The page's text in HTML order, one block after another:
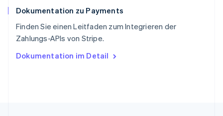
Dokumentation zu Payments
Finden Sie einen Leitfaden zum Integrieren der
Zahlungs-APIs von Stripe.
Dokumentation im Detail
Thailand
Tschechische Republik
English
English